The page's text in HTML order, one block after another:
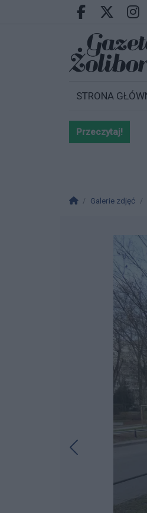
Przejdź do głównych treści
Przejdź do wyszukiwarki
Przejdź do głównego menu
X.com
STRONA
Przeczytaj!
Strona główna
Galerie zdjęć